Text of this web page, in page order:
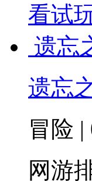
看试
遗忘
遗忘
冒险 |
网游